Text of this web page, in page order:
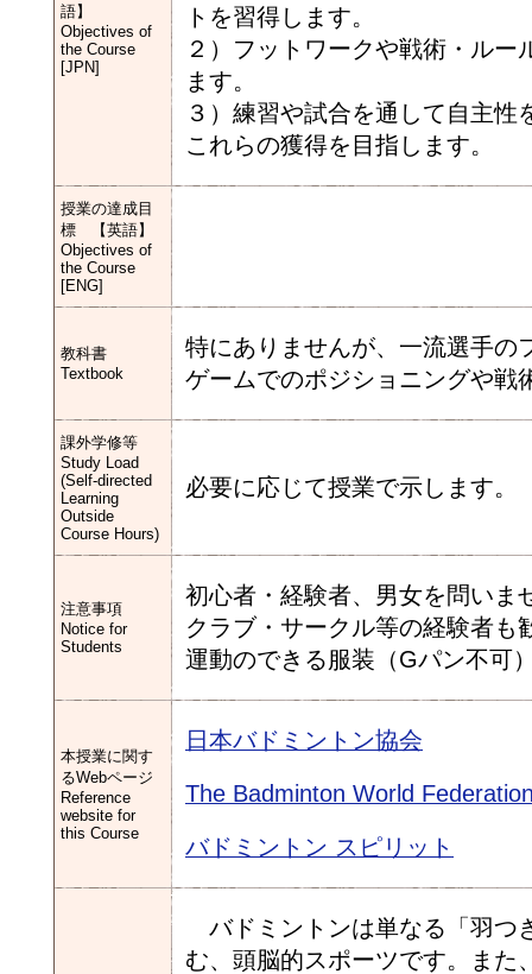
語】
Objectives of
the Course
[JPN]
トを習得します。
２）フットワークや戦術・ル
ます。
３）練習や試合を通して自主
これらの獲得を目指します。
授業の達成目
標 【英語】
Objectives of
the Course
[ENG]
教科書
Textbook
特にありませんが、一流選手の
ゲームでのポジショニングや戦
課外学修等
Study Load
(Self-directed
Learning
Outside
Course Hours)
必要に応じて授業で示します。
注意事項
Notice for
Students
初心者・経験者、男女を問いま
クラブ・サークル等の経験者も
運動のできる服装（Gパン不可
本授業に関す
るWebページ
Reference
website for
this Course
日本バドミントン協会
The Badminton World
バドミントン スピリット
バドミントンは単なる「羽つ
む、頭脳的スポーツです。また